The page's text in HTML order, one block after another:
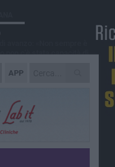
APP
non c'è stata capacità di
distributore di
Marcone
«Siamo ai nastri di
il gusto che